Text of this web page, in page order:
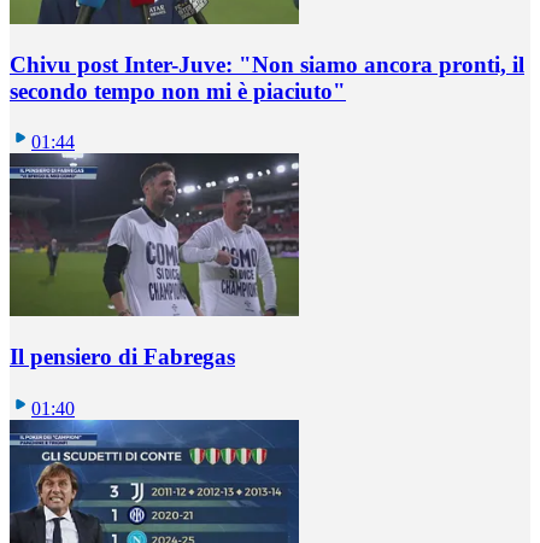
Chivu post Inter-Juve: "Non siamo ancora pronti, il
secondo tempo non mi è piaciuto"
01:44
Il pensiero di Fabregas
01:40